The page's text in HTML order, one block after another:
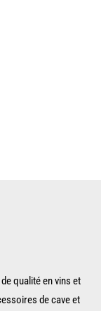
qualité en vins et
de cave et